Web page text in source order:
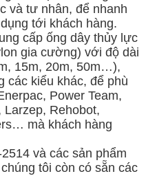
và tư nhân, để nhanh
tới khách hàng.
cấp ống dây thủy lực
gia cường) với độ dài
15m, 20m, 50m…),
các kiểu khác, để phù
Power Team,
Larzep, Rehobot,
mà khách hàng
và các sản phẩm
tôi còn có sẵn các